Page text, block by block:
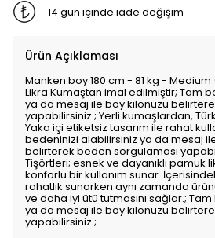
14 gün içinde iade değişim
Ürün Açıklaması
Manken boy 180 cm - 81 kg - Medium
Likra Kumaştan imal edilmiştir; Tam
ya da mesaj ile boy kilonuzu
yapabilirsiniz.; Yerli kumaşlardan,
Yaka içi etiketsiz tasarım ile rahat
bedeninizi alabilirsiniz ya da mesaj
belirterek beden sorgulaması
Tişörtleri; esnek ve dayanıklı pamuk
konforlu bir kullanım sunar.
rahatlık sunarken aynı zamanda
ve daha iyi ütü tutmasını sağlar.;
ya da mesaj ile boy kilonuzu
yapabilirsiniz.;